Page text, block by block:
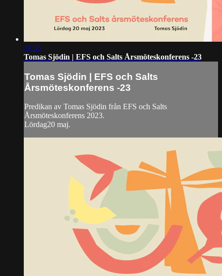
31:25
Tomas Sjödin | EFS och Salts Årsmöteskonferens -23
Tomas Sjödin | EFS och Salts
Årsmöteskonferens -23
Predikan av Tomas Sjödin från EFS och Salts
Årsmöteskonferens 2023.
Lördag20 maj.